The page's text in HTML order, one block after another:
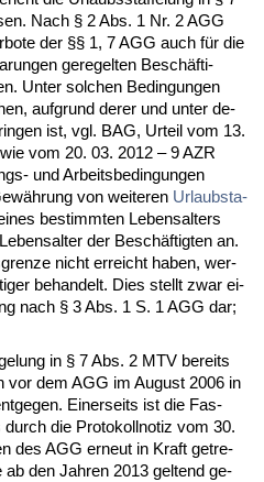
Nach § 2 Abs. 1 Nr. 2 AGG
der §§ 1, 7 AGG auch für die
ge­re­gel­ten Beschäfti­
Un­ter sol­chen Be­din­gun­gen
auf­grund de­rer und un­ter de­
ist, vgl. BAG, Ur­teil vom 13.
vom 20. 03. 2012 – 9 AZR
und Ar­beits­be­din­gun­gen
von wei­te­ren Ur­laubs­ta­
be­stimm­ten Le­bens­al­ters
der Beschäftig­ten an.
nicht er­reicht ha­ben, wer­
be­han­delt. Dies stellt zwar ei­
nach § 3 Abs. 1 S. 1 AGG dar;
in § 7 Abs. 2 MTV be­reits
vor dem AGG im Au­gust 2006 in
Ei­ner­seits ist die Fas­
die Pro­to­koll­no­tiz vom 30.
des AGG er­neut in Kraft ge­tre­
ab den Jah­ren 2013 gel­tend ge­